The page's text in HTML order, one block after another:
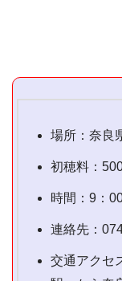
場所：奈良
初穂料：
時間：9：
連絡先：
交通アクセ